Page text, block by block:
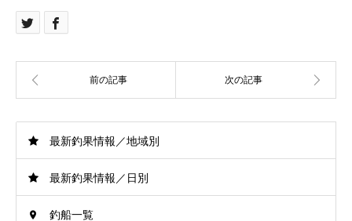
最新釣果情報／地域別
最新釣果情報／日別
釣船一覧